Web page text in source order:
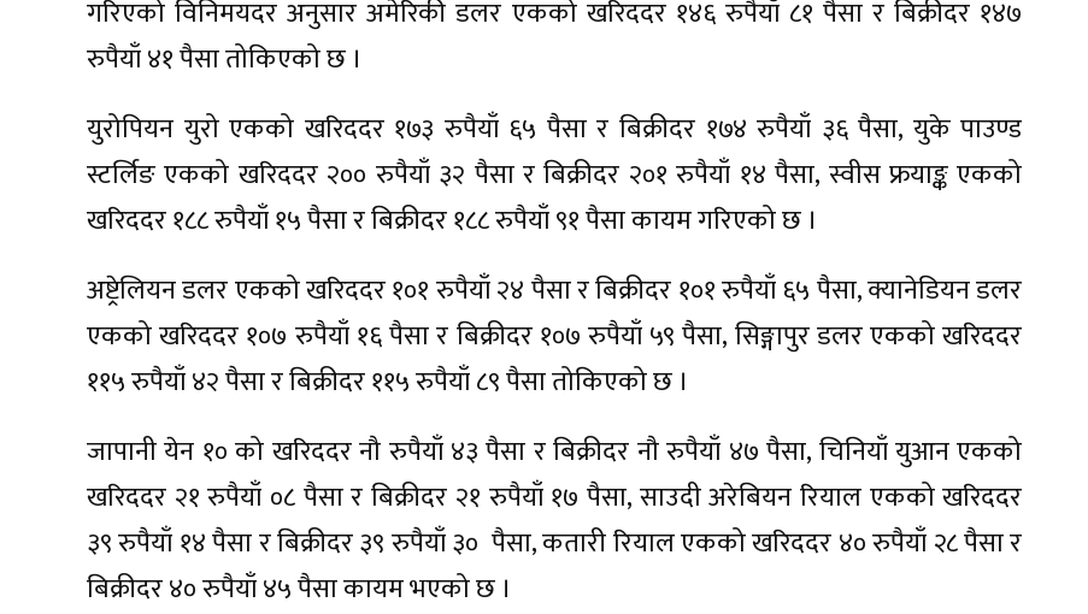
गरिएको विनिमयदर अनुसार अमेरिकी डलर एकको खरिददर १४६ रुपैयाँ ८१ पैसा र बिक्रीदर १४७
रुपैयाँ ४१ पैसा तोकिएको छ ।
युरोपियन युरो एकको खरिददर १७३ रुपैयाँ ६५ पैसा र बिक्रीदर १७४ रुपैयाँ ३६ पैसा, युके पाउण्ड
स्टर्लिङ एकको खरिददर २०० रुपैयाँ ३२ पैसा र बिक्रीदर २०१ रुपैयाँ १४ पैसा, स्वीस फ्रयाङ्क एकको
खरिददर १८८ रुपैयाँ १५ पैसा र बिक्रीदर १८८ रुपैयाँ ९१ पैसा कायम गरिएको छ ।
अष्ट्रेलियन डलर एकको खरिददर १०१ रुपैयाँ २४ पैसा र बिक्रीदर १०१ रुपैयाँ ६५ पैसा, क्यानेडियन डलर
एकको खरिददर १०७ रुपैयाँ १६ पैसा र बिक्रीदर १०७ रुपैयाँ ५९ पैसा, सिङ्गापुर डलर एकको खरिददर
११५ रुपैयाँ ४२ पैसा र बिक्रीदर ११५ रुपैयाँ ८९ पैसा तोकिएको छ ।
जापानी येन १० को खरिददर नौ रुपैयाँ ४३ पैसा र बिक्रीदर नौ रुपैयाँ ४७ पैसा, चिनियाँ युआन एकको
खरिददर २१ रुपैयाँ ०८ पैसा र बिक्रीदर २१ रुपैयाँ १७ पैसा, साउदी अरेबियन रियाल एकको खरिददर
३९ रुपैयाँ १४ पैसा र बिक्रीदर ३९ रुपैयाँ ३० पैसा, कतारी रियाल एकको खरिददर ४० रुपैयाँ २८ पैसा र
बिक्रीदर ४० रुपैयाँ ४५ पैसा कायम भएको छ ।